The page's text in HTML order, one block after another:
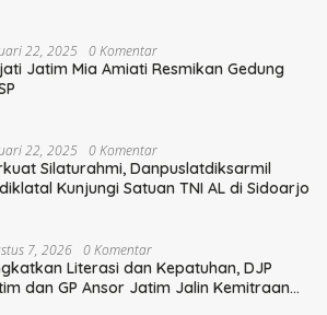
22, 2025 0 Komentar
Jatim Mia Amiati Resmikan Gedung
22, 2025 0 Komentar
Silaturahmi, Danpuslatdiksarmil
Kunjungi Satuan TNI AL di Sidoarjo
7, 2026 0 Komentar
Literasi dan Kepatuhan, DJP
dan GP Ansor Jatim Jalin Kemitraan